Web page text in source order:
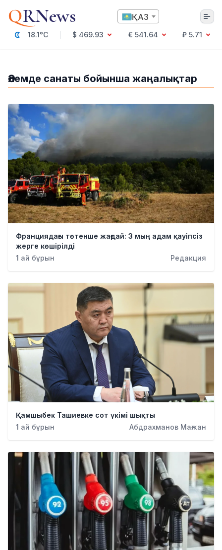
QRNews ҚАЗ
18.1°C $ 469.93 € 541.64
₽ 5.71
Мәдениет
Саясат
Технология
Экономика
Әлемде
Қоғам
Білім және Ғылым
Оқиға
Спорт
Ауа райы
Денсаулық
Бизнес
Қылмыс
Әлемде санаты бойынша жаңалықтар
Франциядағы төтенше жағдай: 3 мың адам қауіпсіз
жерге көшірілді
1 ай бұрын
Редакция
Қамшыбек Ташиевке сот үкімі шықты
1 ай бұрын
Абдрахманов Мағжан